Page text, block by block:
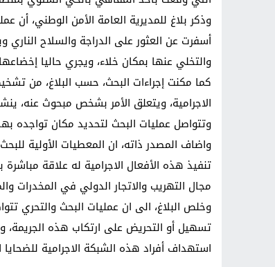
وذكر بلاغ للمديرية العامة الأمن الوطني، أن
أسفرت عن العثور على الدراجة والسلاح الناري
والتخلي عنها بمكان خلاء، ويجري حاليا إخضاعها
كما مكنت إجراءات البحث، حسب البلاغ، من
الاجرامية، ويتعلق الأمر بشخص مبحوث عنه،
وتتواصل عمليات البحث لتحديد مكان تواجده
واضاف المصدر ذاته، ان المعطيات الأولية
تنفيذ هذه الأفعال الاجرامية له علاقة
مجال التهريب والاتجار الدولي في المخدرات
وخلص البلاغ، الى ان عمليات البحث
تسهيل أو التحريض على ارتكاب هذه الجريمة،
استهداف أفراد هذه الشبكة الاجرامية للضحايا